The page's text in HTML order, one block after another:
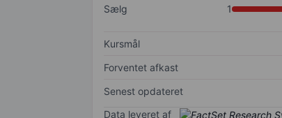
Sælg
1
Kursmål
Forventet afkast
Senest opdateret
Data leveret af